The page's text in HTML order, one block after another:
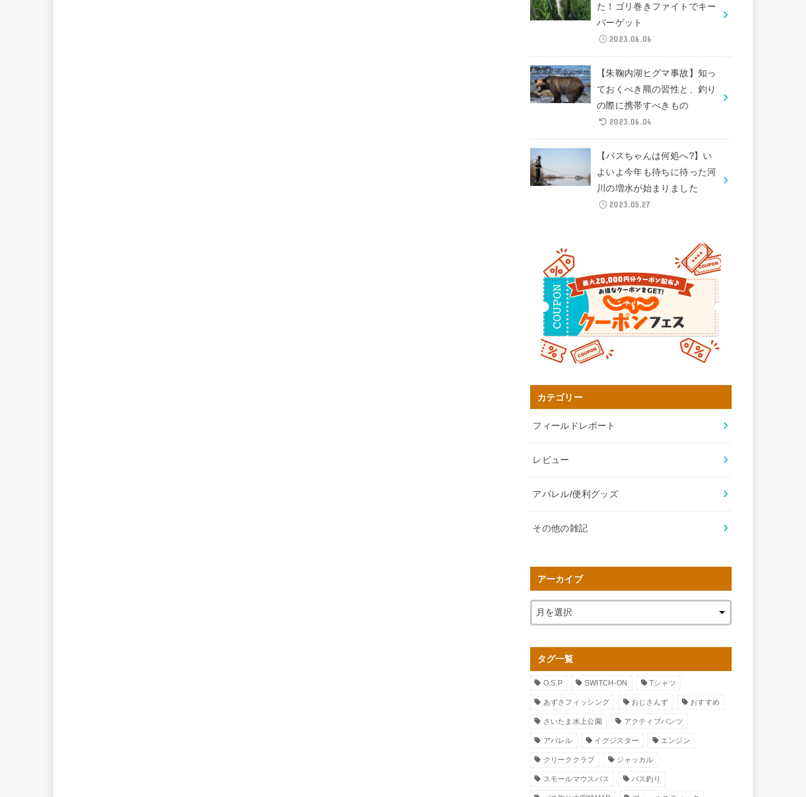
た！ゴリ巻きファイトでキー
パーゲット
2023.06.06
【朱鞠内湖ヒグマ事故】知っ
ておくべき羆の習性と、釣り
の際に携帯すべきもの
2023.06.04
【バスちゃんは何処へ?】い
よいよ今年も待ちに待った河
川の増水が始まりました
2023.05.27
カテゴリー
フィールドレポート
レビュー
アパレル/便利グッズ
その他の雑記
アーカイブ
タグ一覧
O.S.P SWITCH-ON Tシャツ
あずさフィッシング おじさんず おすすめ
さいたま水上公園 アクティブパンツ
アパレル イグジスター エンジン
クリーククラブ ジャッカル
スモールマウスバス バス釣り